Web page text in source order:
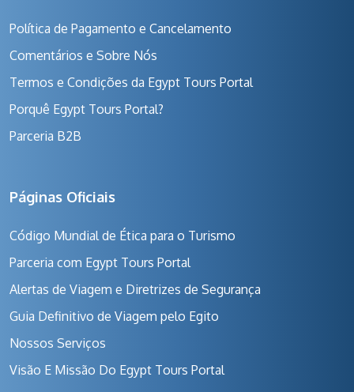
Política de Pagamento e Cancelamento
Comentários e Sobre Nós
Termos e Condições da Egypt Tours Portal
Porquê Egypt Tours Portal?
Parceria B2B
Páginas Oficiais
Código Mundial de Ética para o Turismo
Parceria com Egypt Tours Portal
Alertas de Viagem e Diretrizes de Segurança
Guia Definitivo de Viagem pelo Egito
Nossos Serviços
Visão E Missão Do Egypt Tours Portal